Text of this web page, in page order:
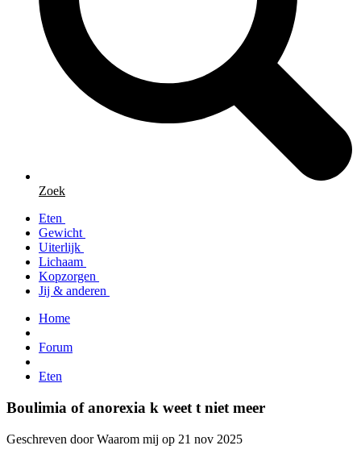
Zoek
Eten
Gewicht
Uiterlijk
Lichaam
Kopzorgen
Jij & anderen
Home
Forum
Eten
Boulimia of anorexia k weet t niet meer
Geschreven door Waarom mij op 21 nov 2025